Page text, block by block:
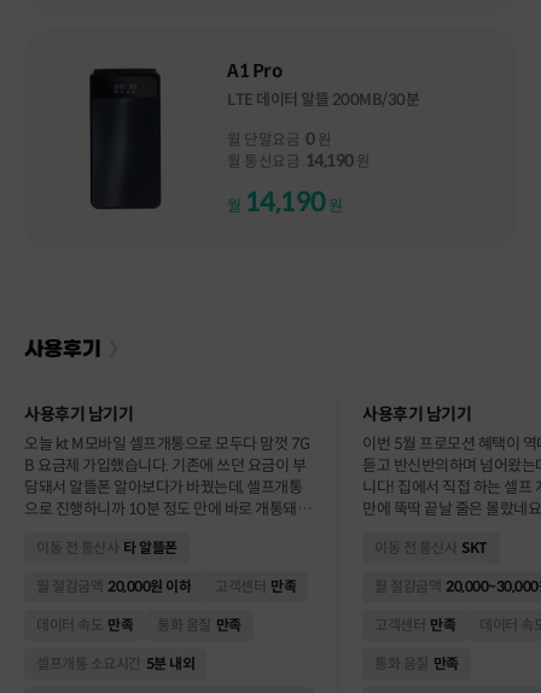
A1 Pro
LTE 데이터 알뜰 200MB/30분
월 단말요금 0원
월 통신요금 14,190원
월 14,190 원
사용후기 남기기
오늘 kt M모바일 셀프개통으로 모두다 맘껏 7G
B 요금제 가입했습니다. 기존에 쓰던 요금이 부
담돼서 알뜰폰 알아보다가 바꿨는데, 셀프개통
으로 진행하니까 10분 정도 만에 바로 개통돼서
터 7GB에 통화/문자 기본 제공이라 일상적으로
끊김 없이 잘 됩니다. 무엇보다 기존 요금보다 매
달 약 5,000원 정도 절약돼서 1년으로 보면 꽤
Y 쿠폰 5,000P까지 받을 수 있어서 실질적으로
이동 전 통신사 타 알뜰폰
월 절감금액 20,000원 이하 고객센터 만족
데이터 속도 만족 통화 음질 만족
셀프개통 소요시간 5분 내외
사용후기 남기기
이번 5월 프로모션 혜택이
듣고 반신반의하며 넘어왔는
니다! 집에서 직접 하는 셀프
만에 뚝딱 끝날 줄은 몰랐네
KT망을 똑같이 써서 그런지
번호이동 가입 사은품으로
인트, 각종 할인 쿠폰까지 한
희 남편이랑 아이들 폰도 전
이동 전 통신사 SKT
월 절감금액 20,000~30,000
고객센터 만족 데이터 속
통화 음질 만족